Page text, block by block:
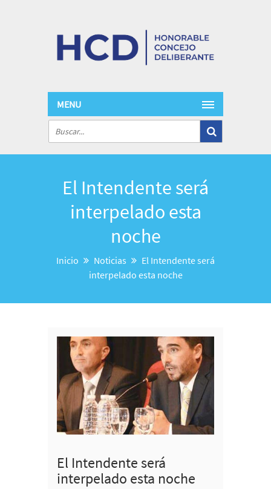
MENU
El Intendente será
interpelado esta
noche
Inicio Noticias
El Intendente será
interpelado esta noche
El Intendente será
interpelado esta noche